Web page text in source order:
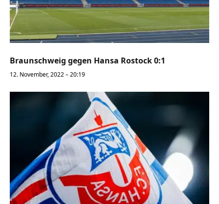
Braunschweig gegen Hansa Rostock 0:1
12. November, 2022 – 20:19